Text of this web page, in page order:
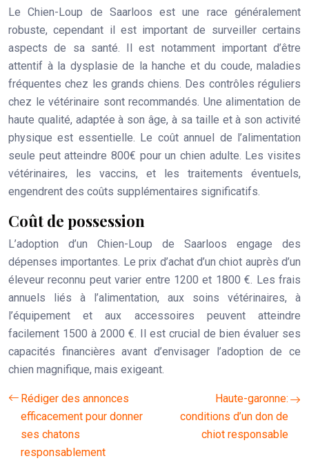
Le Chien-Loup de Saarloos est une race généralement
robuste, cependant il est important de surveiller certains
aspects de sa santé. Il est notamment important d’être
attentif à la dysplasie de la hanche et du coude, maladies
fréquentes chez les grands chiens. Des contrôles réguliers
chez le vétérinaire sont recommandés. Une alimentation de
haute qualité, adaptée à son âge, à sa taille et à son activité
physique est essentielle. Le coût annuel de l’alimentation
seule peut atteindre 800€ pour un chien adulte. Les visites
vétérinaires, les vaccins, et les traitements éventuels,
engendrent des coûts supplémentaires significatifs.
Coût de possession
L’adoption d’un Chien-Loup de Saarloos engage des
dépenses importantes. Le prix d’achat d’un chiot auprès d’un
éleveur reconnu peut varier entre 1200 et 1800 €. Les frais
annuels liés à l’alimentation, aux soins vétérinaires, à
l’équipement et aux accessoires peuvent atteindre
facilement 1500 à 2000 €. Il est crucial de bien évaluer ses
capacités financières avant d’envisager l’adoption de ce
chien magnifique, mais exigeant.
Rédiger des annonces
efficacement pour donner
ses chatons
responsablement
Haute-garonne:
conditions d’un don de
chiot responsable